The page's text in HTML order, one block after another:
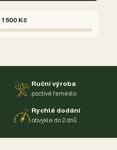
1 500 Kč
Ruční výroba
poctivé řemeslo
Rychlé dodání
obvykle do 2 dnů